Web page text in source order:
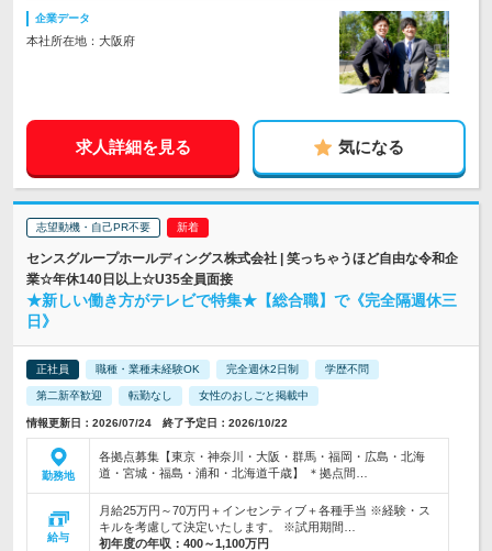
企業データ
本社所在地：大阪府
求人詳細を見る 気になる
志望動機・自己PR不要
センスグループホールディングス株式会社 | 笑っちゃうほど自由な令和企
業☆年休140日以上☆U35全員面接
★新しい働き方がテレビで特集★【総合職】で《完全隔週休三
日》
正社員 職種・業種未経験OK 完全週休2日制 学歴不問
第二新卒歓迎 転勤なし 女性のおしごと掲載中
情報更新日：2026/07/24 終了予定日：2026/10/22
勤務地
各拠点募集【東京・神奈川・大阪・群馬・福岡・広島・北海
道・宮城・福島・浦和・北海道千歳】 ＊拠点間…
給与
月給25万円～70万円＋インセンティブ＋各種手当 ※経験・ス
キルを考慮して決定いたします。 ※試用期間…
初年度の年収： 400～1,100万円